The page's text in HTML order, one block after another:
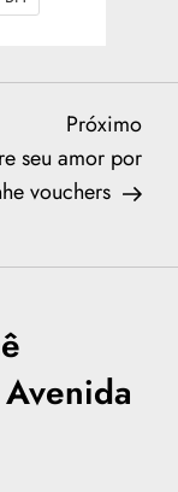
Post
Próximo
seu amor por
vouchers